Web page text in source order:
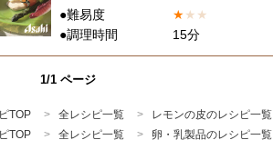
●難易度
★★ ★
●調理時間
15分
1/1 ページ
TOP 全レシピ一覧
レモンの皮のレシピ一覧
TOP
全レシピ一覧 卵・乳製品のレシピ一覧